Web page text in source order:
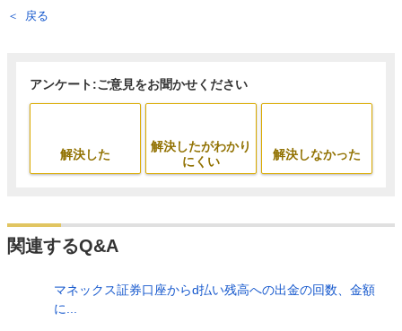
戻る
アンケート:ご意見をお聞かせください
解決した
解決したがわかり
にくい
解決しなかった
関連するQ&A
マネックス証券口座からd払い残高への出金の回数、金額
に...